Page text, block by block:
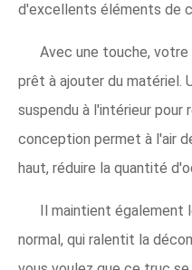
d'excellents éléments de
Avec une touche,
prêt à ajouter du matériel.
suspendu à l'intérieur
conception permet à l'air
haut, réduire la quantité
Il maintient également
normal, qui ralentit la